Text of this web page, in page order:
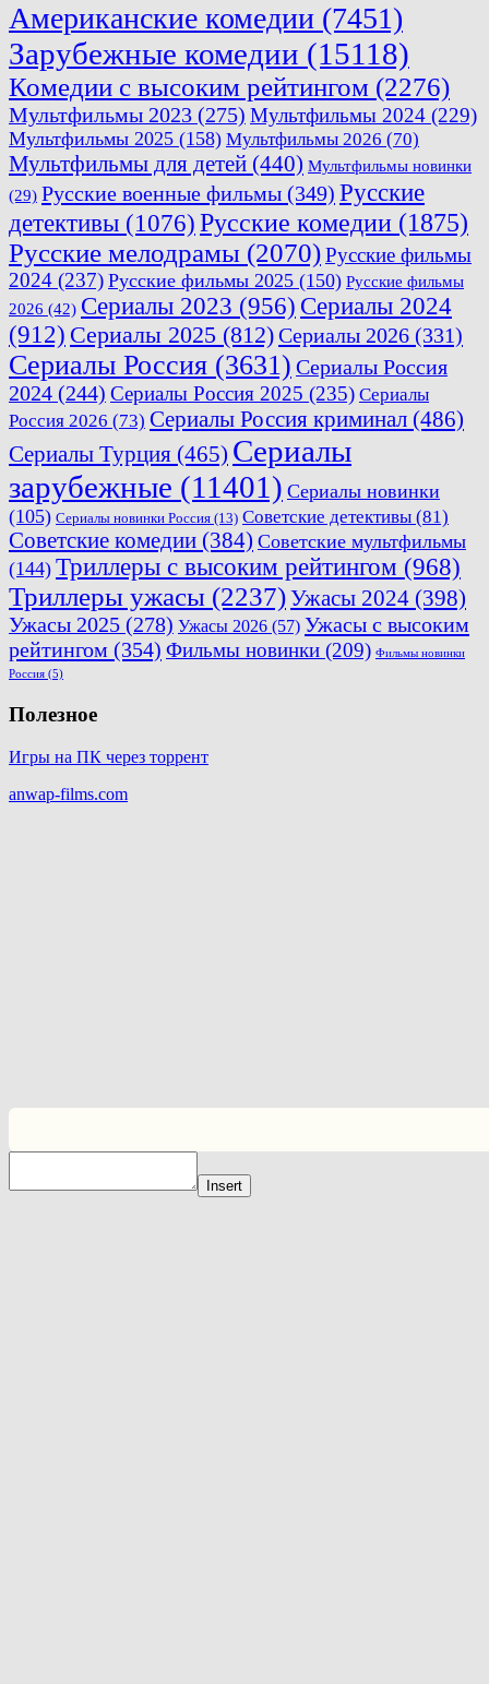
Американские комедии (7451)
Зарубежные комедии (15118)
Комедии с высоким рейтингом (2276)
Мультфильмы 2023 (275) Мультфильмы 2024 (229)
Мультфильмы 2025 (158) Мультфильмы 2026 (70)
Мультфильмы для детей (440) Мультфильмы новинки
(29) Русские военные фильмы (349) Русские
детективы (1076)Русские комедии (1875)
Русские мелодрамы (2070)Русские фильмы
2024 (237) Русские фильмы 2025 (150) Русские фильмы
2026 (42) Сериалы 2023 (956) Сериалы 2024
(912) Сериалы 2025 (812)Сериалы 2026 (331)
Сериалы Россия (3631) Сериалы Россия
2024 (244) Сериалы Россия 2025 (235) Сериалы
Россия 2026 (73) Сериалы Россия криминал (486)
Сериалы Турция (465) Сериалы
зарубежные (11401) Сериалы новинки
(105) Сериалы новинки Россия (13) Советские детективы (81)
Советские комедии (384) Советские мультфильмы
(144) Триллеры с высоким рейтингом (968)
Триллеры ужасы (2237)Ужасы 2024 (398)
Ужасы 2025 (278) Ужасы 2026 (57) Ужасы с высоким
рейтингом (354) Фильмы новинки (209) Фильмы новинки
Россия (5)
Полезное
Игры на ПК через торрент
anwap-films.com
Insert